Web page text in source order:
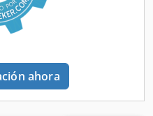
ciclos de precisión
condiciones,
precisión. Este modelo
fabricación de prototipos
exigentes. Gracias
ahora